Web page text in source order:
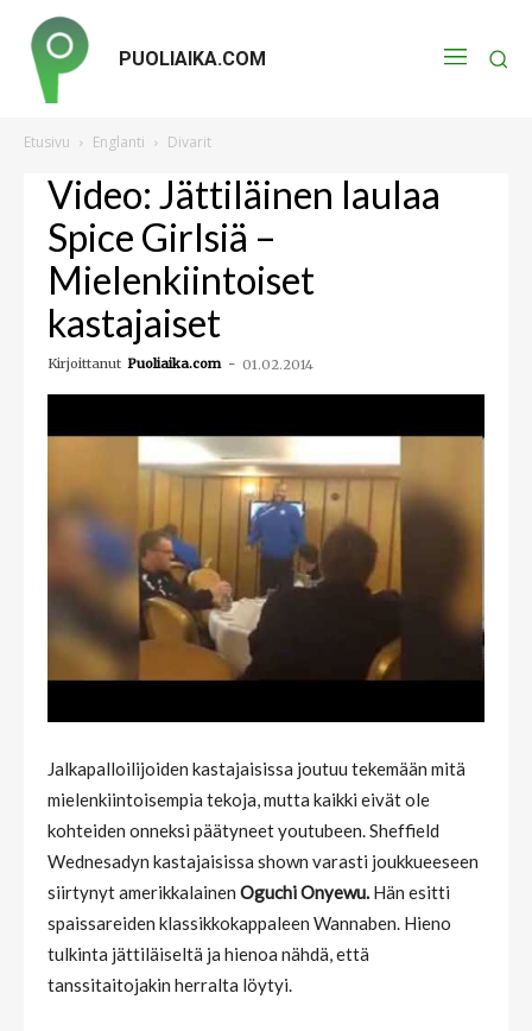
PUOLIAIKA.COM
Etusivu Englanti Divarit
Video: Jättiläinen laulaa
Spice Girlsiä –
Mielenkiintoiset
kastajaiset
Kirjoittanut Puoliaika.com - 01.02.2014
Jalkapalloilijoiden kastajaisissa joutuu tekemään mitä
mielenkiintoisempia tekoja, mutta kaikki eivät ole
kohteiden onneksi päätyneet youtubeen. Sheffield
Wednesadyn kastajaisissa shown varasti joukkueeseen
siirtynyt amerikkalainen Oguchi Onyewu. Hän esitti
spaissareiden klassikkokappaleen Wannaben. Hieno
tulkinta jättiläiseltä ja hienoa nähdä, että
tanssitaitojakin herralta löytyi.